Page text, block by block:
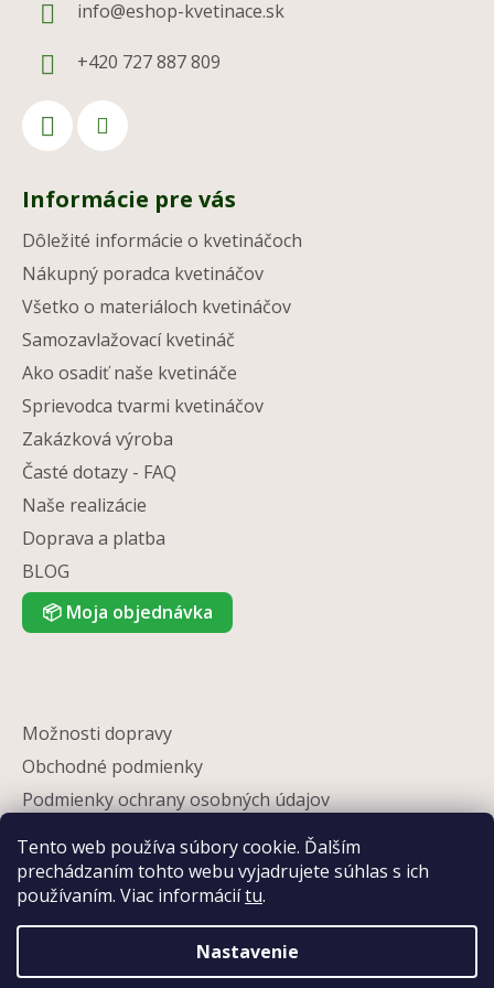
Tento web používa súbory cookie. Ďalším
prechádzaním tohto webu vyjadrujete súhlas s ich
používaním. Viac informáciítu.
Nastavenie
info@eshop-kvetinace.sk
+420 727 887 809
Informácie pre vás
Dôležité informácie o kvetináčoch
Nákupný poradca kvetináčov
Všetko o materiáloch kvetináčov
Samozavlažovací kvetináč
Ako osadiť naše kvetináče
Sprievodca tvarmi kvetináčov
Zakázková výroba
Časté dotazy - FAQ
Naše realizácie
Doprava a platba
BLOG
📦 Moja objednávka
Možnosti dopravy
Obchodné podmienky
Podmienky ochrany osobných údajov
Partneri
Kontakty